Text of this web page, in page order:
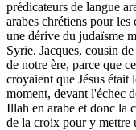
prédicateurs de langue
arabes chrétiens pour
une dérive du judaïsme
Syrie. Jacques, cousin
de notre ère, parce que
croyaient que Jésus était
moment, devant l'échec
Illah en arabe et donc la
de la croix pour y mettre